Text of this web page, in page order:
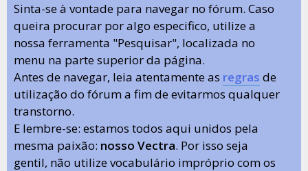
Sinta-se à vontade para navegar no fórum. Caso
queira procurar por algo especifico, utilize a
nossa ferramenta "Pesquisar", localizada no
menu na parte superior da página.
Antes de navegar, leia atentamente as regras de
utilização do fórum a fim de evitarmos qualquer
transtorno.
E lembre-se: estamos todos aqui unidos pela
mesma paixão: nosso Vectra. Por isso seja
gentil, não utilize vocabulário impróprio com os